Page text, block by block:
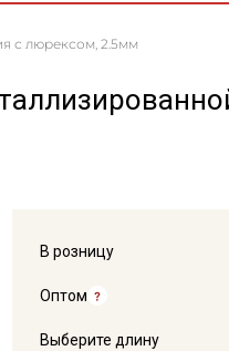
с люрексом, 2.5мм
В розницу
Оптом
Выберите длину